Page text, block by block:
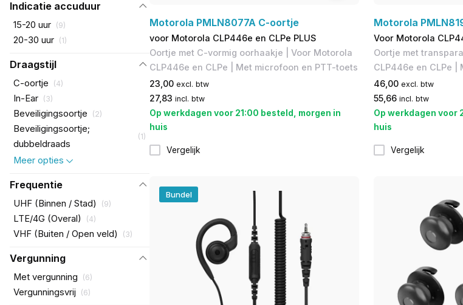
Indicatie accuduur
15-20 uur (9)
20-30 uur (1)
Draagstijl
C-oortje (4)
In-Ear (3)
Beveiligingsoortje (2)
Beveiligingsoortje;
dubbeldraads
(1)
Meer opties
Frequentie
UHF (Binnen / Stad) (9)
LTE/4G (Overal) (4)
VHF (Buiten / Open veld) (3)
Vergunning
Met vergunning (6)
Vergunningsvrij (6)
Motorola PMLN8077A C-oortje
voor Motorola CLP446e en CLPe PLUS
Oortje met C-vormig oorhaakje | Voor Motorola
CLP446e en CLPe | Met microfoon en PTT-toets
23,00 excl. btw
27,83 incl. btw
Op werkdagen voor 21:00 besteld, morgen in
huis
Vergelijk
Motorola
Voor Motorola
Oortje met
CLP446e en CLPe
46,00 excl. btw
55,66 incl. btw
Op werkdagen voor
huis
Vergelijk
Bundel